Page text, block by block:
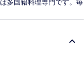
多国籍料理専門です。毎